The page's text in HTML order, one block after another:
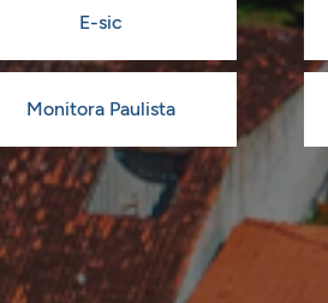
E-sic
Monitora Paulista